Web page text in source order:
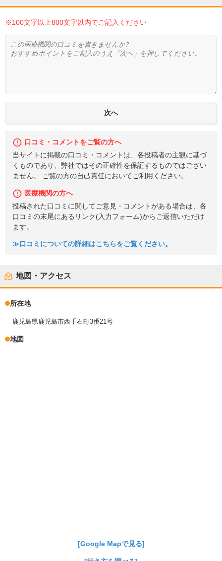
※100文字以上800文字以内でご記入ください
口コミ・コメントをご覧の方へ
当サイトに掲載の口コミ・コメントは、各投稿者の主観に基づ
くものであり、弊社ではその正確性を保証するものではござい
ません。 ご覧の方の自己責任においてご利用ください。
医療機関の方へ
投稿された口コミに関してご意見・コメントがある場合は、各
口コミの末尾にあるリンク(入力フォーム)からご返信いただけ
ます。
≫口コミについての詳細はこちらをご覧ください。
地図・アクセス
所在地
鹿児島県鹿児島市西千石町3番21号
地図
[Google Mapで見る]